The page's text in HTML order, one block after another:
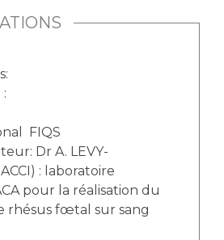
:
FIQS
Dr A. LEVY-
: laboratoire
pour la réalisation du
rhésus fœtal sur sang